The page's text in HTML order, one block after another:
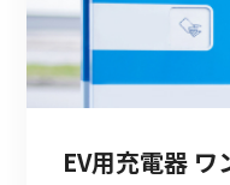
EV用充電器